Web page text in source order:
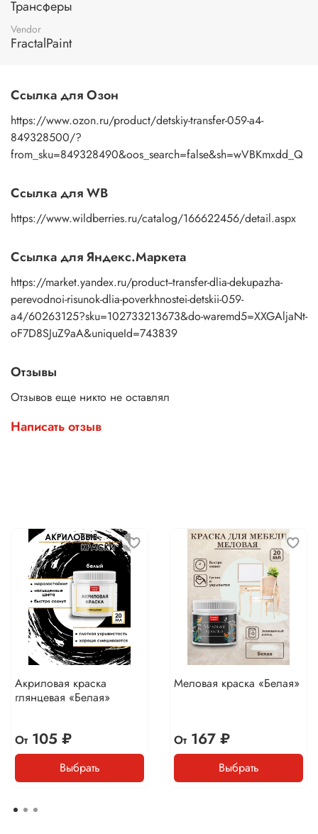
изображение к поверхности и, плотно прижимая
пальцами бумажную основу, сдвигаете ее на себя.
Рисунок остается на изделии. Сразу после нанесения
подойдет акриловый лак на водной основе, матовый,
глянцевый, полуглянцевый.
Трансферы
Vendor
FractalPaint
Ссылка для Озон
https://www.ozon.ru/product/detskiy-transfer-059-a4-
849328500/?
from_sku=849328490&oos_search=false&sh=wVBKmxdd_Q
Ссылка для WB
https://www.wildberries.ru/catalog/166622456/detail.aspx
Ссылка для Яндекс.Маркета
https://market.yandex.ru/product--transfer-dlia-dekupazha-
perevodnoi-risunok-dlia-poverkhnostei-detskii-059-
a4/60263125?sku=102733213673&do-waremd5=XXGAljaNt-
oF7D8SJuZ9aA&uniqueId=743839
Отзывы
Отзывов еще никто не оставлял
Написать отзыв
Акриловая краска
глянцевая «Белая»
От105 ₽
Выбрать
Меловая краска «Белая»
От167 ₽
Выбрать